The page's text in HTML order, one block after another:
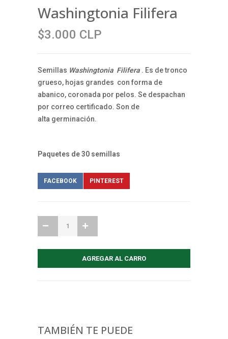
Washingtonia Filifera
$3.000 CLP
Semillas Washingtonia Filifera . Es de tronco
grueso, hojas grandes con forma de
abanico, coronada por pelos. Se despachan
por correo certificado. Son de
alta germinación.
Paquetes de 30 semillas
FACEBOOK PINTEREST
TAMBIÉN TE PUEDE